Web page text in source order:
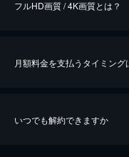
※40％ポイント還元の対象は、ク
フルHD画質 / 4K画質とは？
月額料金を支払うタイミング
いつでも解約できますか